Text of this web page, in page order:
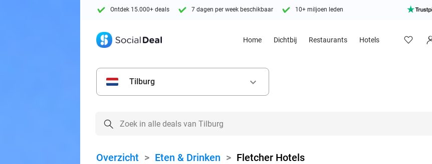
Ontdek 15.000+ deals 7 dagen per week beschikbaar 10+ miljoen leden
Home Dichtbij Restaurants Hotels
Tilburg keyboard_arrow_down
Overzicht > Eten & Drinken > Fletcher Hotels